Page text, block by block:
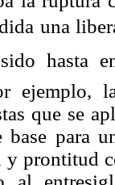
una
hasta
ejemplo,
que se
base para
y prontitud